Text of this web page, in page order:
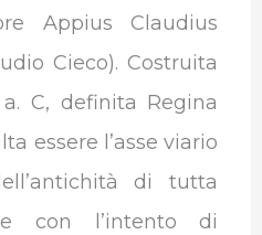
Appius Claudius
Cieco). Costruita
C, definita Regina
essere l’asse viario
di tutta
con l’intento di